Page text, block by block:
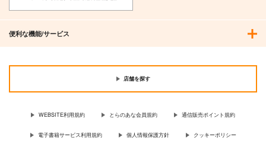
便利な機能/サービス
店舗を探す
WEBSITE利用規約 とらのあな会員規約 通信販売ポイント規約
電子書籍サービス利用規約 個人情報保護方針 クッキーポリシー